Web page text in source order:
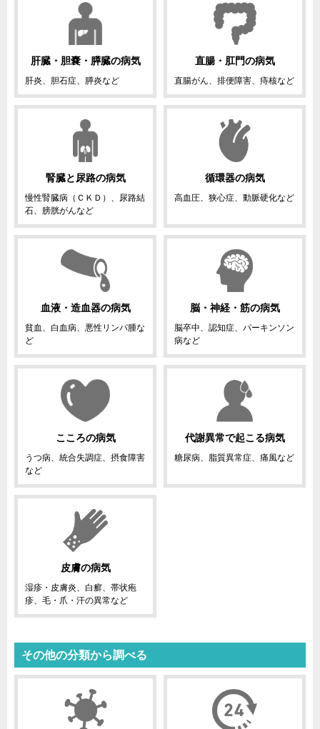
肝臓・胆嚢・膵臓の病気
肝炎、胆石症、膵炎など
直腸・肛門の病気
直腸がん、排便障害、痔核など
腎臓と尿路の病気
慢性腎臓病（ＣＫＤ）、尿路結
石、膀胱がんなど
循環器の病気
高血圧、狭心症、動脈硬化など
血液・造血器の病気
貧血、白血病、悪性リンパ腫な
ど
脳・神経・筋の病気
脳卒中、認知症、パーキンソン
病など
こころの病気
うつ病、統合失調症、摂食障害
など
代謝異常で起こる病気
糖尿病、脂質異常症、痛風など
皮膚の病気
湿疹・皮膚炎、白癬、帯状疱
疹、毛・爪・汗の異常など
その他の分類から調べる